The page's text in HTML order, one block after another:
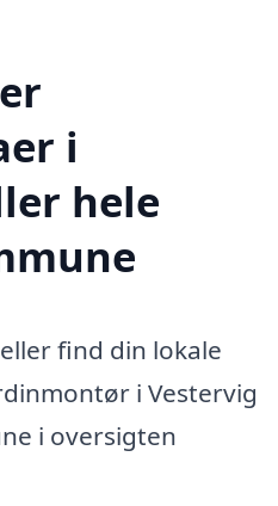
i
hele
find din lokale
i Vestervig
i oversigten